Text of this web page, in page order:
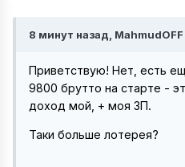
8 минут назад, MahmudOFF
Приветствую! Нет, есть
9800 брутто на старте -
доход мой, + моя ЗП.
Таки больше лотерея?